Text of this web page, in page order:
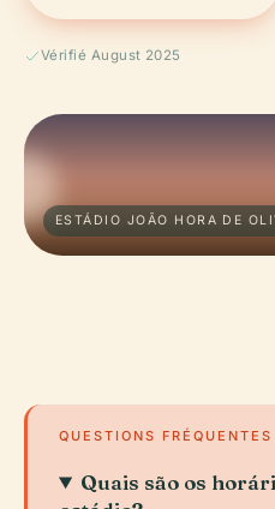
Vérifié August 2025
ESTÁDIO JOÃO HORA DE
QUESTIONS FRÉQUENTES
Quais são os